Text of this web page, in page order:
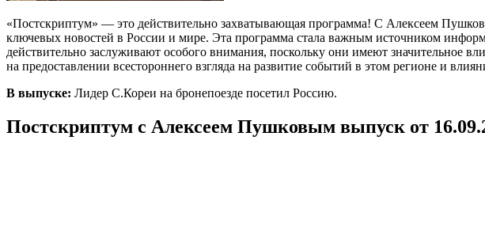
«Постскриптум» — это действительно захватывающая программа! С Алексеем
ключевых новостей в России и мире. Эта программа стала важным источником
действительно заслуживают особого внимания, поскольку они имеют значительное
на предоставлении всестороннего взгляда на развитие событий в этом регионе и
В выпуске: Лидер С.Кореи на бронепоезде посетил Россию.
Постскриптум с Алексеем Пушковым выпуск от